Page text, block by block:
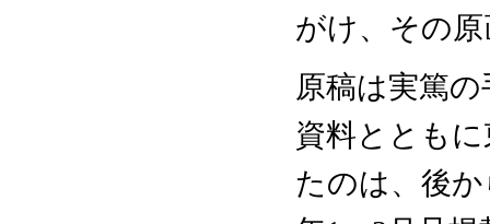
がけ、その
原稿は実篤
資料ととも
たのは、後か